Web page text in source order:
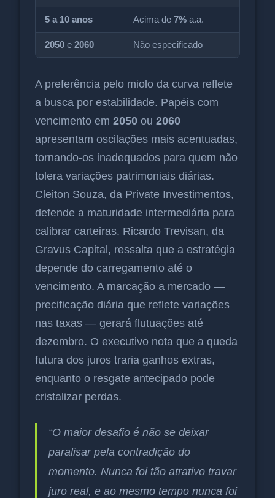
5 a 10 anos Acima de7% a.a.
2050 e2060 Não especificado
A preferência pelo miolo da curva reflete
a busca por estabilidade. Papéis com
vencimento em 2050 ou 2060
apresentam oscilações mais acentuadas,
tornando-os inadequados para quem não
tolera variações patrimoniais diárias.
Cleiton Souza, da Private Investimentos,
defende a maturidade intermediária para
calibrar carteiras. Ricardo Trevisan, da
Gravus Capital, ressalta que a estratégia
depende do carregamento até o
vencimento. A marcação a mercado —
precificação diária que reflete variações
nas taxas — gerará flutuações até
dezembro. O executivo nota que a queda
futura dos juros traria ganhos extras,
enquanto o resgate antecipado pode
cristalizar perdas.
“O maior desafio é não se deixar
paralisar pela contradição do
momento. Nunca foi tão atrativo travar
juro real, e ao mesmo tempo nunca foi